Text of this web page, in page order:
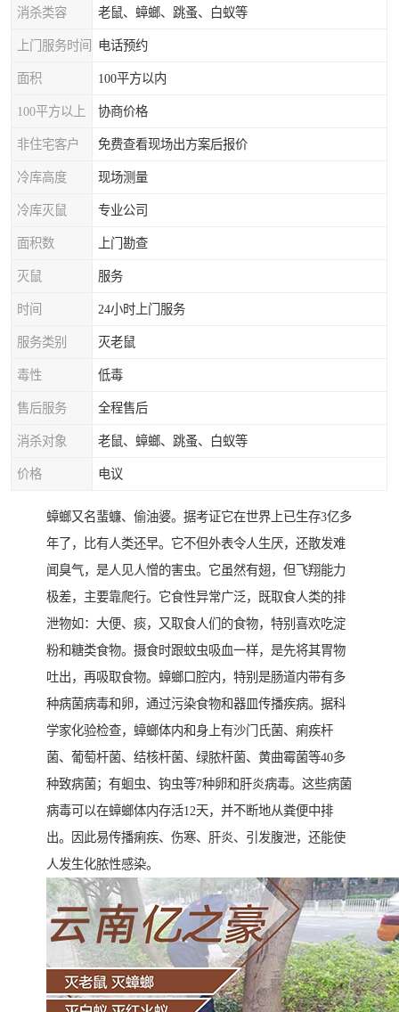
消杀类容 老鼠、蟑螂、跳蚤、白蚁等
上门服务时间 电话预约
面积 100平方以内
100平方以上 协商价格
非住宅客户 免费查看现场出方案后报价
冷库高度 现场测量
冷库灭鼠 专业公司
面积数 上门勘查
灭鼠 服务
时间 24小时上门服务
服务类别 灭老鼠
毒性 低毒
售后服务 全程售后
消杀对象 老鼠、蟑螂、跳蚤、白蚁等
价格 电议
蟑螂又名蜚蠊、偷油婆。据考证它在世界上已生存3亿多
年了，比有人类还早。它不但外表令人生厌，还散发难
闻臭气，是人见人憎的害虫。它虽然有翅，但飞翔能力
极差，主要靠爬行。它食性异常广泛，既取食人类的排
泄物如：大便、痰，又取食人们的食物，特别喜欢吃淀
粉和糖类食物。摄食时跟蚊虫吸血一样，是先将其胃物
吐出，再吸取食物。蟑螂口腔内，特别是肠道内带有多
种病菌病毒和卵，通过污染食物和器皿传播疾病。据科
学家化验检查，蟑螂体内和身上有沙门氏菌、痢疾杆
菌、葡萄杆菌、结核杆菌、绿脓杆菌、黄曲霉菌等40多
种致病菌；有蛔虫、钩虫等7种卵和肝炎病毒。这些病菌
病毒可以在蟑螂体内存活12天，并不断地从粪便中排
出。因此易传播痢疾、伤寒、肝炎、引发腹泄，还能使
人发生化脓性感染。